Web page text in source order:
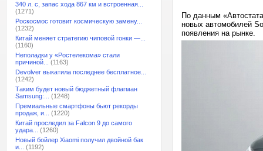
340 л. с, запас хода 867 км и встроенная...
(1271)
Роскосмос готовит космическую замену...
(1232)
Китай меняет стратегию чиповой гонки —...
(1160)
Неполадки у «Ростелекома» стали
причиной...
(1163)
Devolver выкатила последнее бесплатное...
(1242)
Таким будет новый бюджетный флагман
Samsung:...
(1248)
Премиальные смартфоны бьют рекорды
продаж, и...
(1220)
Китай проследил за Falcon 9 до самого
удара...
(1260)
Новый бойлер Xiaomi получил двойной бак
и...
(1192)
По данным
новых автомобилей
появления на рынке.